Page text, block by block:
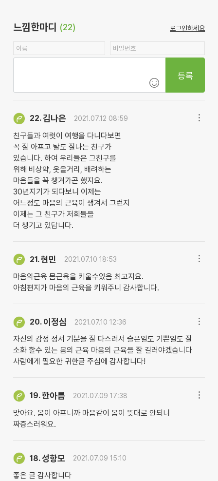
느낌한마디 (22) 로그인하세요
등록
22.김나은 2021.07.12 08:59
친구들과 여럿이 여행을 다니다보면
꼭 잘 아프고 탈도 잘나는 친구가
있습니다. 하여 우리들은 그친구를
위해 비상약, 웃을거리, 배려하는
마음들을 꼭 챙겨가곤 했지요.
30년지기가 되다보니 이제는
어느정도 마음의 근육이 생겨서 그런지
이제는 그 친구가 저희들을
더 챙기고 있답니다.
21.현민 2021.07.10 18:53
마음의근육 몸근육을 키울수있음 최고지요.
아침편지가 마음의 근육을 키워주니 감사합니다.
20. 이정심 2021.07.10 12:36
자신의 감정 정서 기분을 잘 다스려서 슬픈일도 기쁜일도 잘
소화 할수 있는 몸의 근육 마음의 근육을 잘 길러야겠습니다
사람에게 필요한 귀한글 주심에 감사합니다!
19.한아름 2021.07.09 17:38
맞아요. 몸이 아프니까 마음같이 몸이 뜻대로 안되니
짜증스러워요.
18.성항모 2021.07.09 15:10
좋은 글 감사합니다